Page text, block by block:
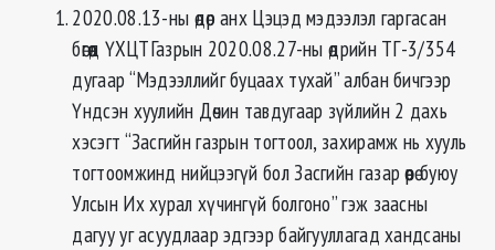
2020.08.13-ны өдөр анх Цэцэд мэдээлэл гаргасан
бөгөөд ҮХЦТГазрын 2020.08.27-ны өдрийн ТГ-3/354
дугаар “Мэдээллийг буцаах тухай” албан бичгээр
Үндсэн хуулийн Дөчин тавдугаар зүйлийн 2 дахь
хэсэгт “Засгийн газрын тогтоол, захирамж нь хууль
тогтоомжинд нийцээгүй бол Засгийн газар өөрө буюу
Улсын Их хурал хүчингүй болгоно” гэж заасны
дагуу уг асуудлаар эдгээр байгууллагад хандсаны